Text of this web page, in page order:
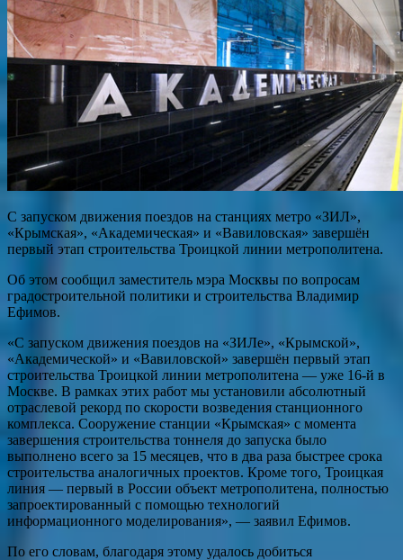
С запуском движения поездов на станциях метро «ЗИЛ»,
«Крымская», «Академическая» и «Вавиловская» завершён
первый этап строительства Троицкой линии метрополитена.
Об этом сообщил заместитель мэра Москвы по вопросам
градостроительной политики и строительства Владимир
Ефимов.
«С запуском движения поездов на «ЗИЛе», «Крымской»,
«Академической» и «Вавиловской» завершён первый этап
строительства Троицкой линии метрополитена — уже 16-й в
Москве. В рамках этих работ мы установили абсолютный
отраслевой рекорд по скорости возведения станционного
комплекса. Сооружение станции «Крымская» с момента
завершения строительства тоннеля до запуска было
выполнено всего за 15 месяцев, что в два раза быстрее срока
строительства аналогичных проектов. Кроме того, Троицкая
линия — первый в России объект метрополитена, полностью
запроектированный с помощью технологий
информационного моделирования», — заявил Ефимов.
По его словам, благодаря этому удалось добиться